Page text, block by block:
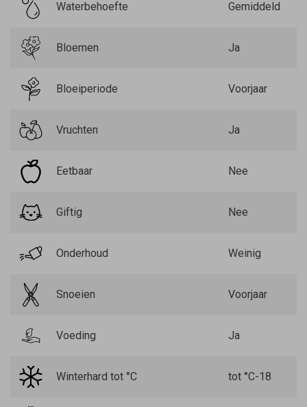
Waterbehoefte Gemiddeld
Bloemen Ja
Bloeiperiode Voorjaar
Vruchten Ja
Eetbaar Nee
Giftig Nee
Onderhoud Weinig
Snoeien Voorjaar
Voeding Ja
Winterhard tot °C tot °C-18